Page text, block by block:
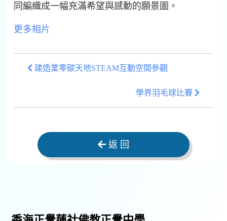
同編織成一幅充滿希望與感動的願景圖。
更多相片
建造業零碳天地STEAM互動空間參觀
學界羽毛球比賽
返 回